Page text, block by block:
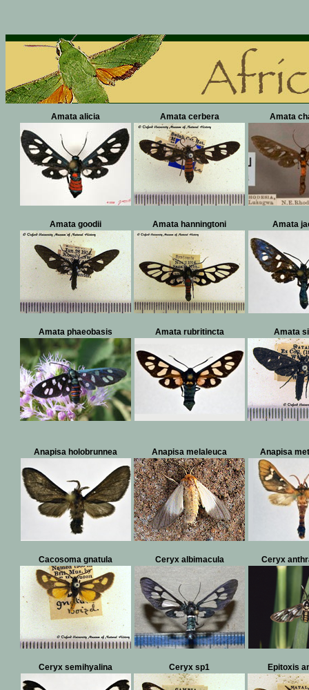
Amata alicia Amata cerbera Amata
Amata goodii Amata hanningtoni Amata
Amata phaeobasis Amata rubritincta Amata
Anapisa holobrunnea Anapisa melaleuca Anapisa
Cacosoma gnatula Ceryx albimacula Ceryx
Ceryx semihyalina Ceryx sp1 Epitoxis